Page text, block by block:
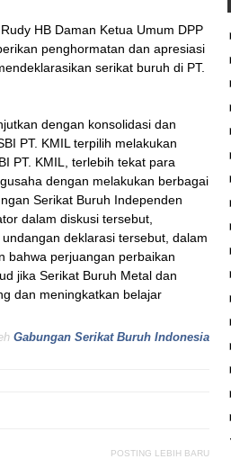
HB Daman Ketua Umum DPP
penghormatan dan apresiasi
serikat buruh di PT.
dengan konsolidasi dan
PT. KMIL terpilih melakukan
PT. KMIL, terlebih tekat para
dengan melakukan berbagai
Serikat Buruh Independen
dalam diskusi tersebut,
deklarasi tersebut, dalam
bahwa perjuangan perbaikan
jika Serikat Buruh Metal dan
dan meningkatkan belajar
Gabungan Serikat Buruh Indonesia
POSTING LEBIH BARU